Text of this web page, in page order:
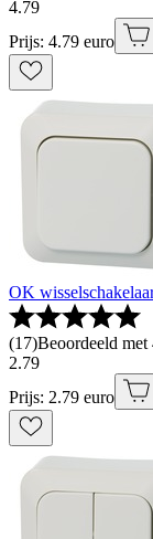
4.79
Prijs: 4.79 euro
OK
(17)Beoordeeld
2.79
Prijs: 2.79 euro